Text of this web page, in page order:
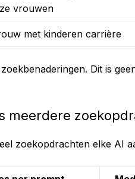
vrouwen
met kinderen carrière
Dit is
meerdere
zoekopdrachten elke AI